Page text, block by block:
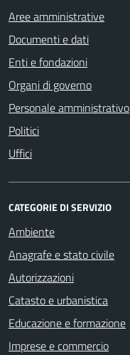
Aree amministrative
Documenti e dati
Enti e fondazioni
Organi di governo
Personale amministrativo
Politici
Uffici
CATEGORIE DI SERVIZIO
Ambiente
Anagrafe e stato civile
Autorizzazioni
Catasto e urbanistica
Educazione e formazione
Imprese e commercio